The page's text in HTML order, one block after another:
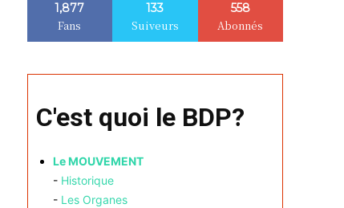
1,877
Fans
133
Suiveurs
558
Abonnés
C'est quoi le BDP?
Le MOUVEMENT
- Historique
- Les Organes